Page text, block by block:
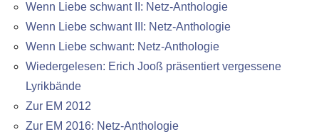
Wenn Liebe schwant II: Netz-Anthologie
Wenn Liebe schwant III: Netz-Anthologie
Wenn Liebe schwant: Netz-Anthologie
Wiedergelesen: Erich Jooß präsentiert vergessene
Lyrikbände
Zur EM 2012
Zur EM 2016: Netz-Anthologie